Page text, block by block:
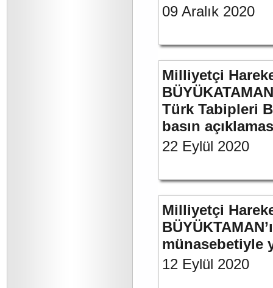
09 Aralık 2020
Milliyetçi
Türk Tabipleri
basın
22 Eylül 2020
Milliyetçi
münasebetiyle
12 Eylül 2020